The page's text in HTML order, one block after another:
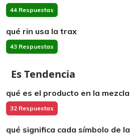
44 Respuestas
qué rin usa la trax
43 Respuestas
Es Tendencia
qué es el producto en la
32 Respuestas
qué significa cada símbolo de